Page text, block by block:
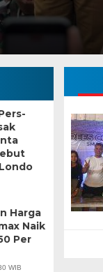
Harga
Naik
Per
WIB